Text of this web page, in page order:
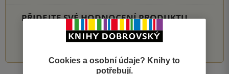
PŘIDEJTE SVÉ HODNOCENÍ PRODUKTU
1 2 3 4 5
Cookies a osobní údaje? Knihy to
potřebují.